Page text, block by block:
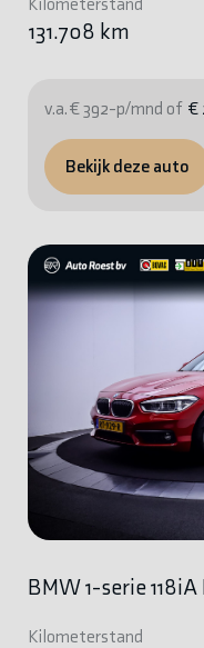
131.708 km
v.a. € 392-p/mnd of €
Bekijk deze auto
BMW 1-serie
Kilometerstand